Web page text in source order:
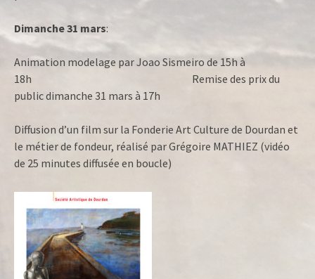
Dimanche 31 mars:
Animation modelage par Joao Sismeiro de 15h à
18h Remise des prix du
public dimanche 31 mars à 17h
Diffusion d’un film sur la Fonderie Art Culture de Dourdan et
le métier de fondeur, réalisé par Grégoire MATHIEZ (vidéo
de 25 minutes diffusée en boucle)